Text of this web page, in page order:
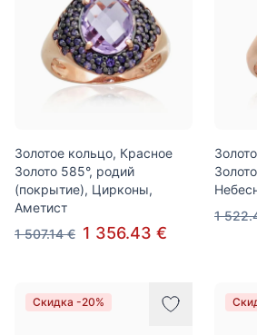
Золотое кольцо, Красное
Золото 585°, родий
(покрытие), Цирконы,
Аметист
1 507.14 € 1 356.43 €
1
Скидка -20%